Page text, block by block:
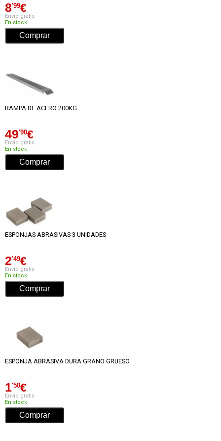
8'99€
Envío gratis
En stock
RAMPA DE ACERO 200KG
49'90€
Envío gratis
En stock
ESPONJAS ABRASIVAS 3 UNIDADES
2'49€
Envío gratis
En stock
ESPONJA ABRASIVA DURA GRANO GRUESO
1'50€
Envío gratis
En stock